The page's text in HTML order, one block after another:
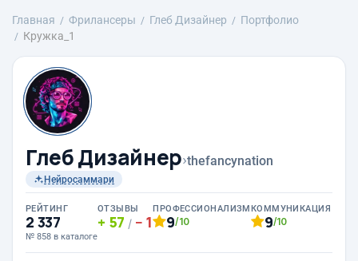
Главная Фрилансеры Глеб Дизайнер
Портфолио
Кружка_1
Глеб Дизайнер›thefancynation
Нейросаммари
РЕЙТИНГ
2 337
№ 858 в каталоге
ОТЗЫВЫ
57 / 1
ПРОФЕССИОНАЛИЗМ
9/10
КОММУНИКАЦИЯ
9/10